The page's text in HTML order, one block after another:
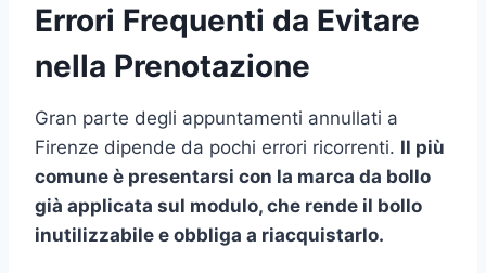
Errori Frequenti da Evitare
nella Prenotazione
Gran parte degli appuntamenti annullati a
Firenze dipende da pochi errori ricorrenti. Il più
comune è presentarsi con la marca da bollo
già applicata sul modulo, che rende il bollo
inutilizzabile e obbliga a riacquistarlo.